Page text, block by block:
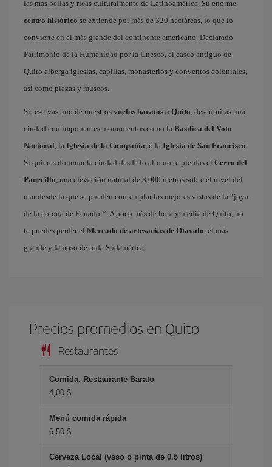
las más bellas y ricas culturalmente de Latinoamérica. Su enorme
centro histórico se extiende por más de 320 hectáreas, lo que lo
convierte en el más grande del continente americano. Declarado
Patrimonio de la Humanidad por la Unesco, el casco antiguo de
Quito alberga iglesias, capillas, monasterios y conventos coloniales,
así como plazas y museos.
Si reservas uno de nuestros vuelos baratos a Quito, descubrirás una
ciudad con imponentes monumentos como la Basílica del Voto
Nacional, la Iglesia de la Compañía, o la Iglesia de San Francisco.
Si quieres dominar la ciudad desde lo alto no te pierdas el Cerro del
Panecillo, una elevación natural de 3.000 metros sobre el nivel del
mar desde la que se pueden contemplar las mejores vistas de la “joya
de la corona de Ecuador”. A poco más de hora y media de Quito, no
te puedes perder el Mercado de artesanías de Otavalo, el más
grande y famoso de toda Sudamérica.
Precios promedios en Quito
Restaurantes
Comida, Restaurante Barato
4,00 $
Menú comida rápida
6,50 $
Cerveza Local (vaso o pinta de 0.5 litros)